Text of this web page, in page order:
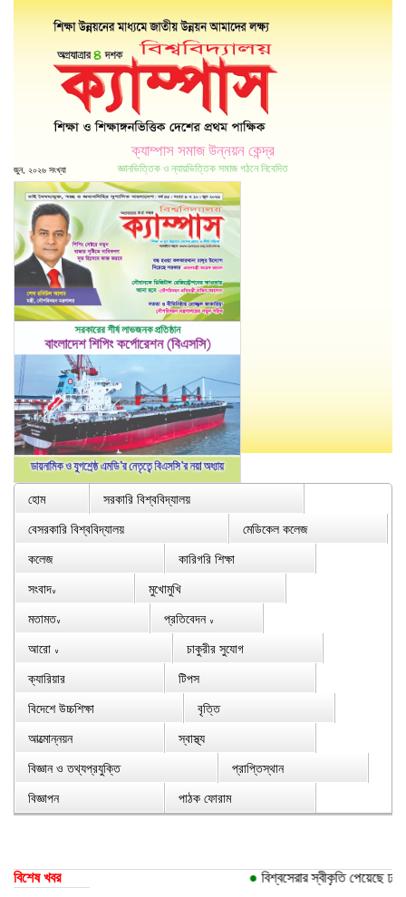
ক্যাম্পাস সমাজ উন্নয়ন কেন্দ্র
জ্ঞানভিত্তিক ও ন্যায়ভিত্তিক সমাজ গঠনে নিবেদিত
জুন, ২০২৬ সংখ্যা
হোম
সরকারি বিশ্ববিদ্যালয়
বেসরকারি বিশ্ববিদ্যালয়
মেডিকেল কলেজ
কলেজ
কারিগরি শিক্ষা
সংবাদ∨
মুখোমুখি
মতামত∨ প্রতিবেদন ∨
আরো ∨
চাকুরীর সুযোগ
ক্যারিয়ার
টিপস
বিদেশে উচ্চশিক্ষা
বৃত্তি
আত্মোন্নয়ন
স্বাস্থ্য
বিজ্ঞান ও তথ্যপ্রযুক্তি
প্রাপ্তিস্থান
বিজ্ঞাপন
পাঠক ফোরাম
বিশেষ খবর বিশ্বসেরার স্বীকৃতি পেয়েছে ঢাকা